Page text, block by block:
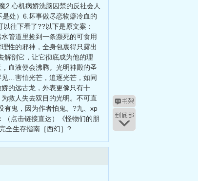
2.心机病娇洗脑囚禁的反社会人
处）6.坏事做尽恋物癖冷血的
往下看了??以下是原文案：
管道里捡到一条濒死的可食用
性的邪神，全身包裹得只露出
解剖它，让它彻底成为他的理
血液便会沸腾。光明神殿的圣
…害怕光芒，追逐光芒，如同
的远古龙，外表更像只有十
救人失去双目的光明。不可直
鬼，因为作者怕鬼。?九、xp
（点击链接直达）《怪物们的朋
全生存指南［西幻］?